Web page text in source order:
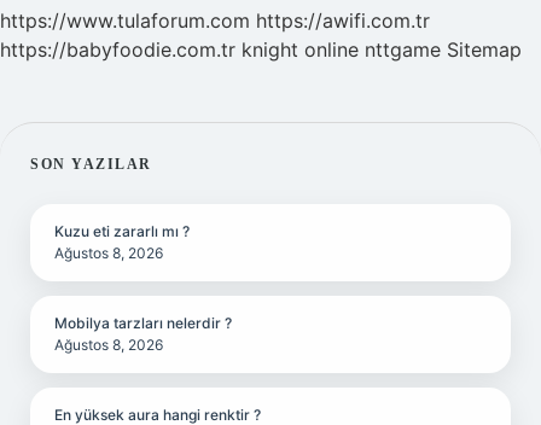
https://www.tulaforum.com https://awifi.com.tr
https://babyfoodie.com.tr knight online nttgame Sitemap
SIDEBAR
SON YAZILAR
Kuzu eti zararlı mı ?
Ağustos 8, 2026
Mobilya tarzları nelerdir ?
Ağustos 8, 2026
En yüksek aura hangi renktir ?